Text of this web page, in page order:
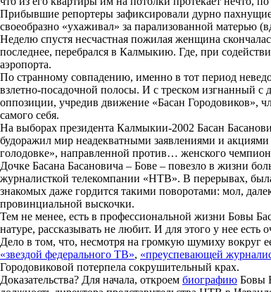
Прибывшие репортеры зафиксировали дурно
своеобразно «ухаживал» за парализованной матерью
Неделю спустя несчастная пожилая женщина
последнее, перебрался в Калмыкию. Где, при
аэропорта.
По странному совпадению, именно в тот период
взлетно-посадочной полосы. И с треском изгнанный
оппозиции, учредив движение «Басан Городовиков»,
самого себя.
На выборах президента Калмыкии-2002 Басан
будоражил мир неадекватными заявлениями и
голодовке», направленной против… женского
Дочке Басана Басановича – Бове – повезло в жизни
журналисткой телекомпании «НТВ». В перерывах,
знакомых даже гордится такими поворотами: мол,
провинциальной выскочки.
Тем не менее, есть в профессиональной жизни Бовы
натуре, рассказывать не любит. И для этого у нее есть
Дело в том, что, несмотря на громкую шумиху
«звездой федерального ТВ», «преуспевающей
Городовиковой потерпела сокрушительный крах.
Доказательства? Для начала, откроем биографию Бовы